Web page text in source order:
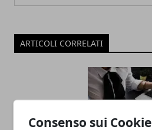
Consenso sui Cookie
ARTICOLI CORRELATI